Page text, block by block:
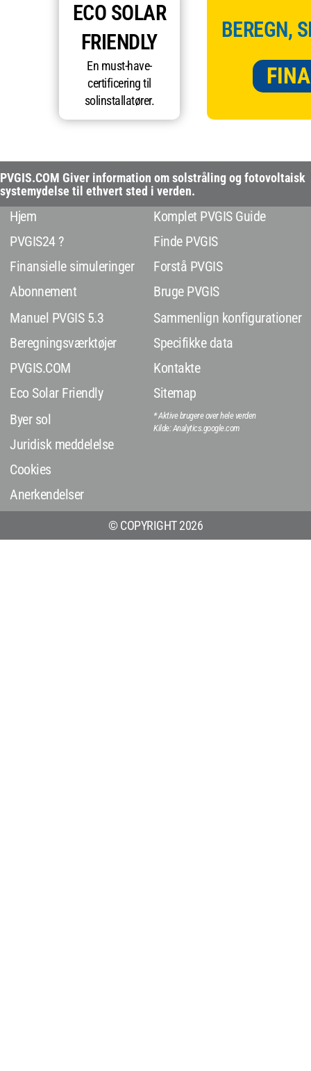
ECO SOLAR
FRIENDLY
En must-have-
certificering til
solinstallatører.
BEREGN,
PVGIS.COM Giver information om solstråling og fotovoltaisk
systemydelse til ethvert sted i verden.
Hjem
PVGIS24 ?
Finansielle simuleringer
Abonnement
Manuel PVGIS 5.3
Beregningsværktøjer
PVGIS.COM
Eco Solar Friendly
Byer sol
Juridisk meddelelse
Cookies
Anerkendelser
Komplet PVGIS Guide
Finde PVGIS
Forstå PVGIS
Bruge PVGIS
Sammenlign konfigurationer
Specifikke data
Kontakte
Sitemap
* Aktive brugere over hele verden
Kilde: Analytics.google.com
© COPYRIGHT 2026